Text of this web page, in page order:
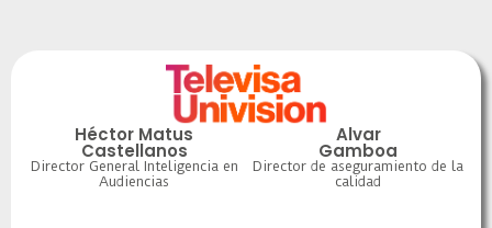
Héctor Matus
Castellanos
Director General Inteligencia en
Audiencias
Alvar
Gamboa
Director de aseguramiento de la
calidad